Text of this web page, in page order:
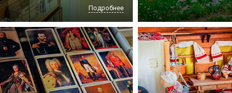
Подробнее